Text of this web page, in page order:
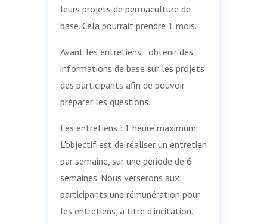
leurs projets de permaculture de
base. Cela pourrait prendre 1 mois.
Avant les entretiens : obtenir des
informations de base sur les projets
des participants afin de pouvoir
préparer les questions.
Les entretiens : 1 heure maximum.
L'objectif est de réaliser un entretien
par semaine, sur une période de 6
semaines. Nous verserons aux
participants une rémunération pour
les entretiens, à titre d'incitation.